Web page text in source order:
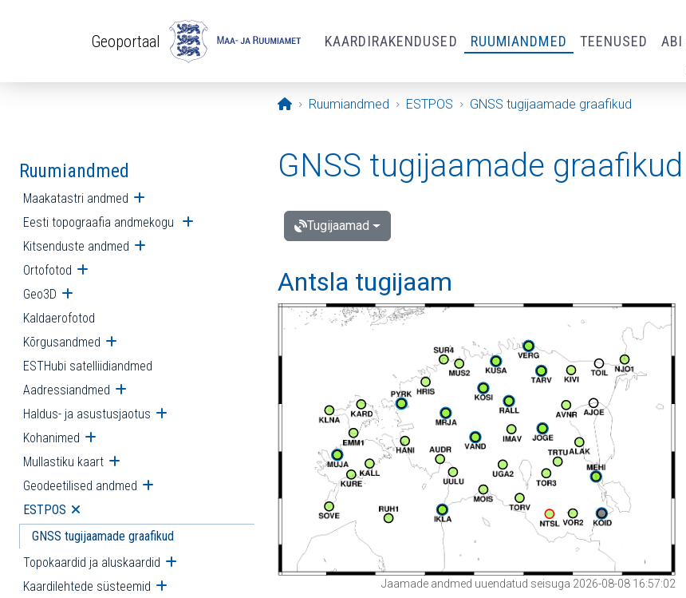
Geoportaal KAARDIRAKENDUSED RUUMIANDMED TEENUSED ABI
Avaleht
Ruumiandmed ESTPOS GNSS tugijaamade graafikud
Ruumiandmed
Maakatastri andmed Ava alammenüü
Eesti topograafia andmekogu Ava alammenüü
Kitsenduste andmed Ava alammenüü
Ortofotod Ava alammenüü
Geo3D Ava alammenüü
Kaldaerofotod
Kõrgusandmed Ava alammenüü
ESTHubi satelliidiandmed
Aadressiandmed Ava alammenüü
Haldus- ja asustusjaotus Ava alammenüü
Kohanimed Ava alammenüü
Mullastiku kaart Ava alammenüü
Geodeetilised andmed Ava alammenüü
ESTPOS Ava alammenüü
GNSS tugijaamade graafikud
Topokaardid ja aluskaardid Ava alammenüü
Kaardilehtede süsteemid Ava alammenüü
GNSS tugijaamade graafikud
Tugijaamad
Antsla tugijaam
Jaamade andmed uuendatud seisuga 2026-08-08 16:57:02